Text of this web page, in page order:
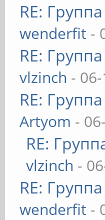
RE:
wenderfit -
RE:
vlzinch -
RE:
Artyom -
RE:
vlzinch -
RE:
wenderfit -